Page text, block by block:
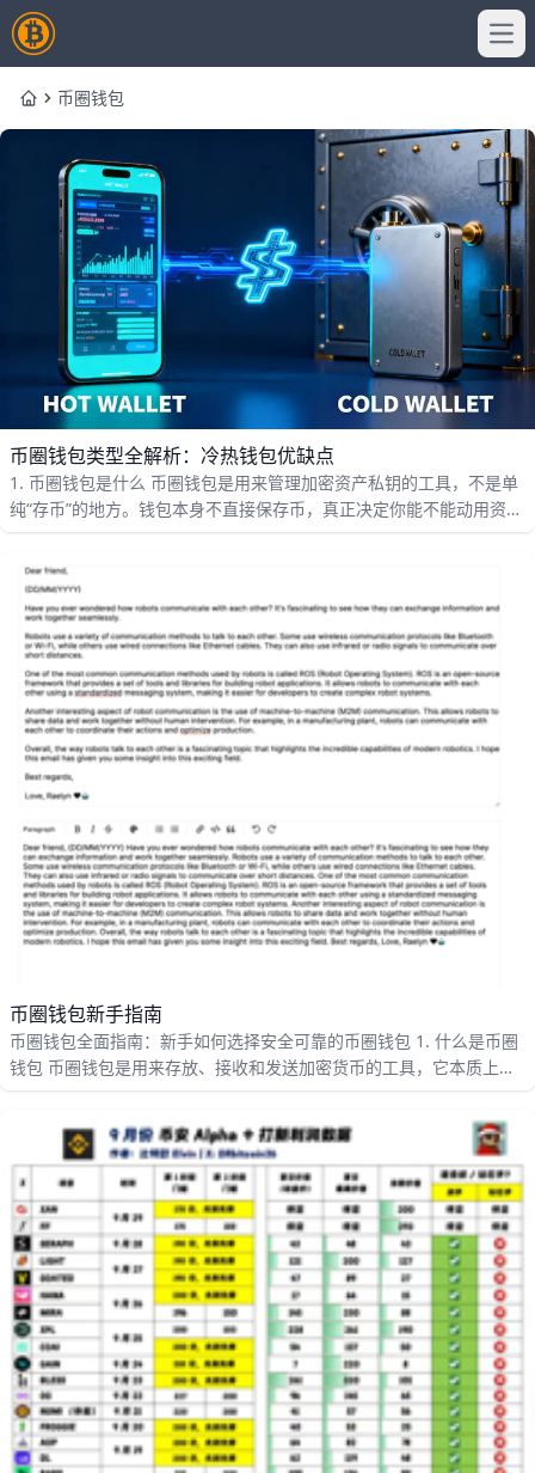
Home币圈钱包
币圈钱包类型全解析：冷热钱包优缺点
1. 币圈钱包是什么 币圈钱包是用来管理加密资产私钥的工具，不是单
纯“存币”的地方。钱包本身不直接保存币，真正决定你能不能动用资产
如果私钥丢失，资产往往也就无法找回。
币圈钱包新手指南
币圈钱包全面指南：新手如何选择安全可靠的币圈钱包 1. 什么是币圈
钱包 币圈钱包是用来存放、接收和发送加密货币的工具，它本质上管
功能多，而是先搞清楚钱包分成哪几类、各自适合什么场景，这样才
能少踩坑。很多人刚接触数字资产时会直接把资产长期放在交易所，
其实这并不适合所有情况，尤其是大额长期持有时更需要自主管理。